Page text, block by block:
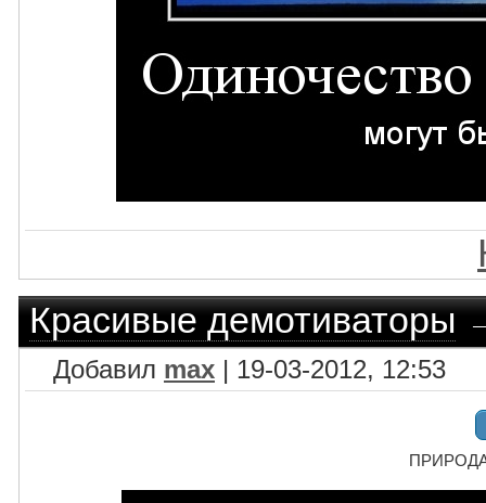
Красивые демотиваторы
Добавил max | 19-03-2012, 12:53
ПРИРОДА